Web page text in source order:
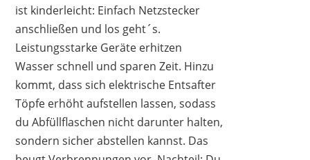
ist kinderleicht: Einfach Netzstecker
anschließen und los geht´s.
Leistungsstarke Geräte erhitzen
Wasser schnell und sparen Zeit. Hinzu
kommt, dass sich elektrische Entsafter
Töpfe erhöht aufstellen lassen, sodass
du Abfüllflaschen nicht darunter halten,
sondern sicher abstellen kannst. Das